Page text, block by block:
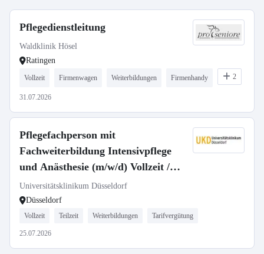
Pflegedienstleitung
Waldklinik Hösel
Ratingen
Vollzeit Firmenwagen Weiterbildungen Firmenhandy 2
31.07.2026
Pflegefachperson mit
Fachweiterbildung Intensivpflege
und Anästhesie (m/w/d) Vollzeit /
Teilzeit
Universitätsklinikum Düsseldorf
Düsseldorf
Vollzeit Teilzeit Weiterbildungen Tarifvergütung
25.07.2026